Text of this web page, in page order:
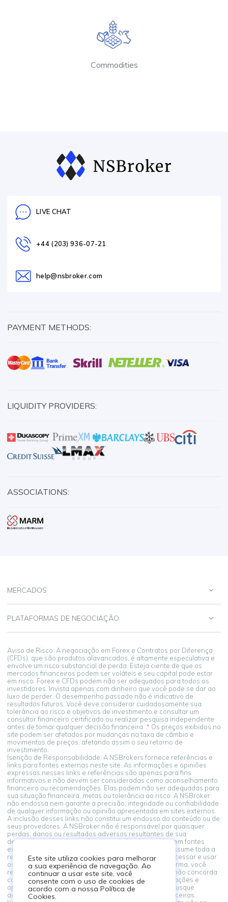
Commodities
LIVE CHAT
+44 (203) 936-07-21
help@nsbroker.com
PAYMENT METHODS:
LIQUIDITY PROVIDERS:
ASSOCIATIONS:
MERCADOS
PLATAFORMAS DE NEGOCIAÇÃO
Aviso de Risco: A negociação em Forex e Contratos por Diferença
(CFDs), que são produtos alavancados, é altamente especulativa e
envolve um risco substancial de perda. Esteja ciente de que os
mercados financeiros podem ser voláteis e seu capital pode estar
em risco. Forex e CFDs podem não ser adequados para todos os
investidores. Invista apenas com dinheiro que você pode se dar ao
luxo de perder. O desempenho passado não é indicativo de
resultados futuros. Você deve considerar cuidadosamente sua
tolerância ao risco e objetivos de investimento e consultar um
consultor financeiro certificado ou realizar pesquisa independente
antes de tomar qualquer decisão financeira. * Os preços exibidos no
site podem ser afetados por mudanças na taxa de câmbio e
movimentos de preços, afetando assim o seu retorno de
investimento.
Isenção de Responsabilidade: A NSBrokers fornece referências e
links para fontes externas neste site. As informações e opiniões
expressas nesses links e referências são apenas para fins
informativos e não devem ser consideradas como aconselhamento
financeiro ou recomendações. Elas podem não ser adequadas para
sua situação financeira, metas ou tolerância ao risco. A NSBroker
não endossa nem garante a precisão, integridade ou confiabilidade
de qualquer informação ou opinião apresentada em sites externos.
A inclusão desses links não constitui um endosso do conteúdo ou de
seus provedores. A NSBroker não é responsável por quaisquer
perdas, danos ou resultados adversos resultantes de sua
dependência de informações ou opiniões fornecidas em fontes
externas vinculadas a partir desta plataforma. Você assume toda a
responsabilidade por suas decisões financeiras. Ao acessar e usar
os links para fontes externas fornecidos nesta plataforma, você
reconhece e concorda com este aviso legal. Se você não concorda
com estes termos, abstenha-se de confiar nas informações e
opiniões apresentadas em fontes externas. Sempre busque
aconselhamento profissional ao tomar decisões financeiras.
Este site utiliza cookies para melhorar
a sua experiência de navegação. Ao
continuar a usar este site, você
consente com o uso de cookies de
acordo com a nossa Política de
Cookies.